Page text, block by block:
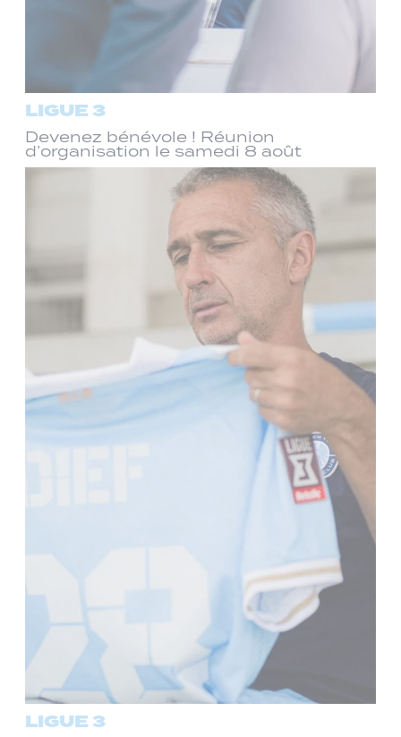
LIGUE 3
Devenez bénévole ! Réunion
d’organisation le samedi 8 août
LIGUE 3